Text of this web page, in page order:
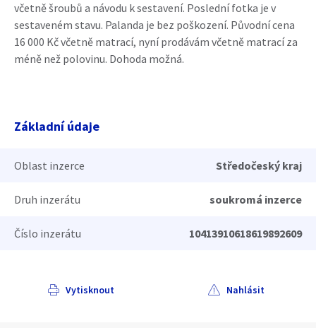
včetně šroubů a návodu k sestavení. Poslední fotka je v
sestaveném stavu. Palanda je bez poškození. Původní cena
16 000 Kč včetně matrací, nyní prodávám včetně matrací za
méně než polovinu. Dohoda možná.
Základní údaje
Oblast inzerce Středočeský kraj
Druh inzerátu soukromá inzerce
Číslo inzerátu 10413910618619892609
Vytisknout Nahlásit